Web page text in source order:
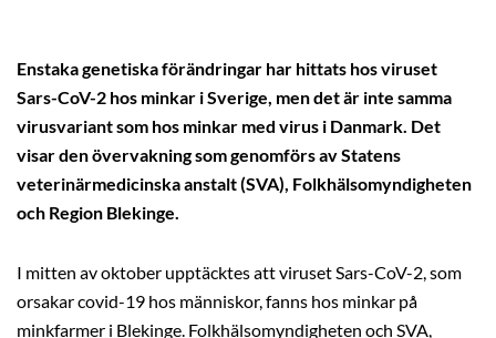
Enstaka genetiska förändringar har hittats hos viruset
Sars-CoV-2 hos minkar i Sverige, men det är inte samma
virusvariant som hos minkar med virus i Danmark. Det
visar den övervakning som genomförs av Statens
veterinärmedicinska anstalt (SVA), Folkhälsomyndigheten
och Region Blekinge.
I mitten av oktober upptäcktes att viruset Sars-CoV-2, som
orsakar covid-19 hos människor, fanns hos minkar på
minkfarmer i Blekinge. Folkhälsomyndigheten och SVA,